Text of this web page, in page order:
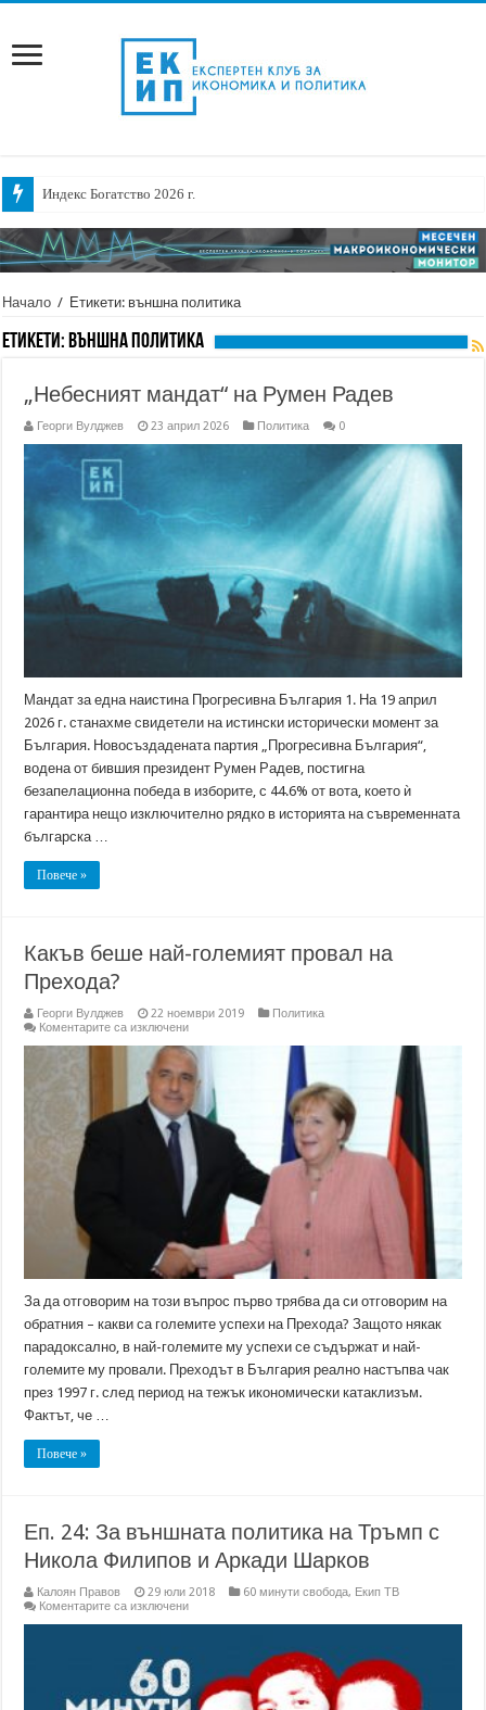
Индекс Богатство 2026 г.
Начало / Етикети: външна политика
Етикети:външна политика
„Небесният мандат“ на Румен Радев
Георги Вулджев 23 април 2026 Политика 0
Мандат за една наистина Прогресивна България 1. На 19 април
2026 г. станахме свидетели на истински исторически момент за
България. Новосъздадената партия „Прогресивна България“,
водена от бившия президент Румен Радев, постигна
безапелационна победа в изборите, с 44.6% от вота, което ѝ
гарантира нещо изключително рядко в историята на съвременната
българска …
Повече »
Какъв беше най-големият провал на
Прехода?
Георги Вулджев 22 ноември 2019
Политика
Коментарите са изключениза
беше
най-
големият
провал
на
Прехода?
За да отговорим на този въпрос първо трябва да си отговорим на
обратния – какви са големите успехи на Прехода? Защото някак
парадоксално, в най-големите му успехи се съдържат и най-
големите му провали. Преходът в България реално настъпва чак
през 1997 г. след период на тежък икономически катаклизъм.
Фактът, че …
Повече »
Еп. 24: За външната политика на Тръмп с
Никола Филипов и Аркади Шарков
Калоян Правов 29 юли 2018 60 минути свобода, Екип ТВ
Коментарите са изключениза
външната
политика
на
Тръмп